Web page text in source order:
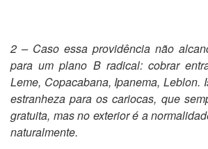
2 – Caso essa providência não
para um plano B radical: cobrar
Leme, Copacabana, Ipanema, Leblon.
estranheza para os cariocas, que
gratuita, mas no exterior é a
naturalmente.